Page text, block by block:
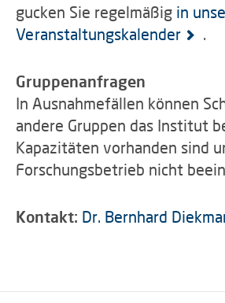
gucken Sie regelmäßig in
Veranstaltungskalender
.
Gruppenanfragen
In Ausnahmefällen können
andere Gruppen das Institut
Kapazitäten vorhanden sind
Forschungsbetrieb nicht
Kontakt: Dr. Bernhard